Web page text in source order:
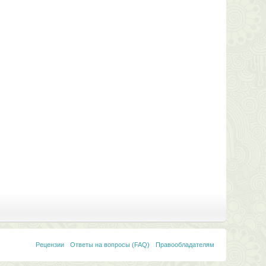
Правообладателям
Ответы на вопросы (FAQ)
Рецензии